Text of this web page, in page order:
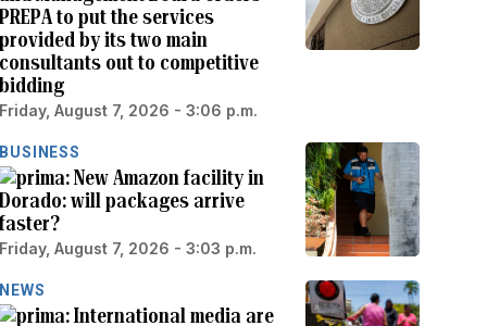
PREPA to put the services
provided by its two main
consultants out to competitive
bidding
Friday, August 7, 2026 - 3:06 p.m.
BUSINESS
New Amazon facility in
Dorado: will packages arrive
faster?
Friday, August 7, 2026 - 3:03 p.m.
NEWS
International media are